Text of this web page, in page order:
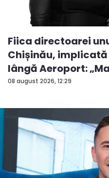
08 august 2026, 12:29
Fiica directoarei
Chișinău,
lângă Aeroport:
ac...